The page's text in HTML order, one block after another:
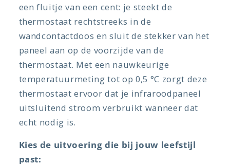
een fluitje van een cent: je steekt de
thermostaat rechtstreeks in de
wandcontactdoos en sluit de stekker van het
paneel aan op de voorzijde van de
thermostaat. Met een nauwkeurige
temperatuurmeting tot op 0,5 °C zorgt deze
thermostaat ervoor dat je infraroodpaneel
uitsluitend stroom verbruikt wanneer dat
echt nodig is.
Kies de uitvoering die bij jouw leefstijl
past: